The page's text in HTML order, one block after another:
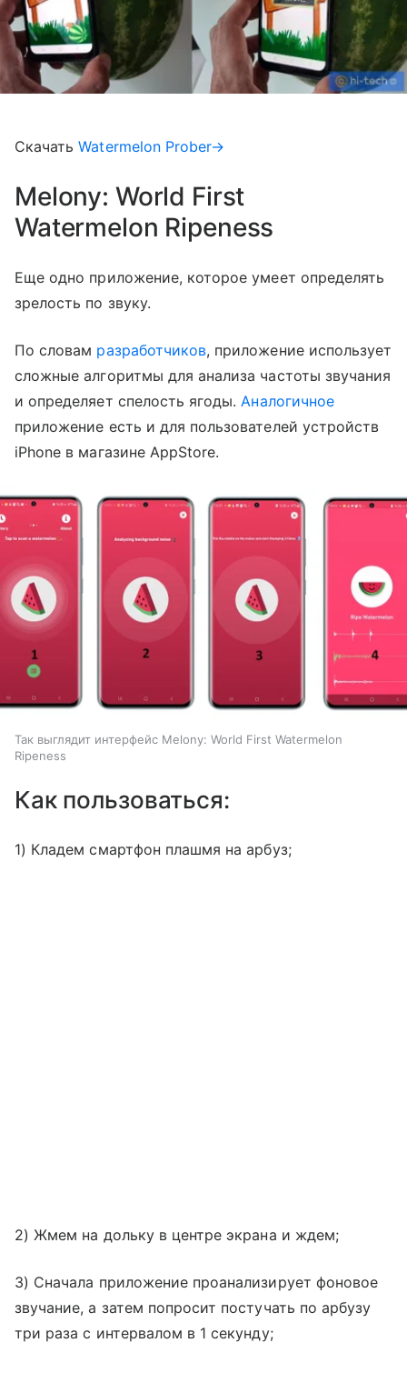
СкачатьWatermelon Prober→
Melony: World First
Watermelon Ripeness
Еще одно приложение, которое умеет определять
зрелость по звуку.
По словам разработчиков, приложение использует
сложные алгоритмы для анализа частоты звучания
и определяет спелость ягоды.Аналогичное
приложение есть и для пользователей устройств
iPhone в магазине AppStore.
Так выглядит интерфейс Melony: World First Watermelon
Ripeness
Как пользоваться:
1) Кладем смартфон плашмя на арбуз;
2) Жмем на дольку в центре экрана и ждем;
3) Сначала приложение проанализирует фоновое
звучание, а затем попросит постучать по арбузу
три раза с интервалом в 1 секунду;